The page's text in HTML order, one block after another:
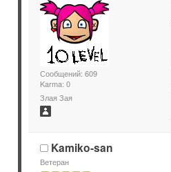
Сообщений: 609
Karma: 0
Злая Зая
Kamiko-san
Ветеран